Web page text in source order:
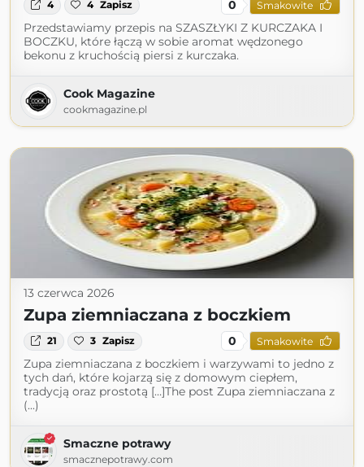
4 4 Zapisz 0 Smakowite
Przedstawiamy przepis na SZASZŁYKI Z KURCZAKA I
BOCZKU, które łączą w sobie aromat wędzonego
bekonu z kruchością piersi z kurczaka.
Cook Magazine
cookmagazine.pl
13 czerwca 2026
Zupa ziemniaczana z boczkiem
21 3 Zapisz 0 Smakowite
Zupa ziemniaczana z boczkiem i warzywami to jedno z
tych dań, które kojarzą się z domowym ciepłem,
tradycją oraz prostotą […]The post Zupa ziemniaczana z
(...)
Smaczne potrawy
smacznepotrawy.com